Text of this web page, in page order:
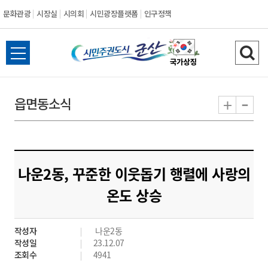
문화관광 시장실 시의회 시민광장플랫폼 인구정책
시
민
도
시
군
산
전
체
뉴
열
검
색
기
읍면동소식 + -
나운2동, 꾸준한 이웃돕기 행렬에 사랑의
온도 상승
작성자
나운2동
작성일
23.12.07
조회수
4941